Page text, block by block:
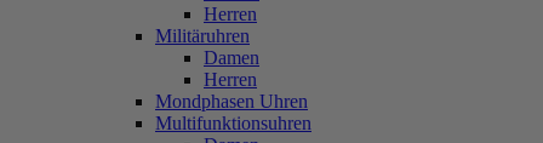
Herren
Militäruhren
Damen
Herren
Mondphasen Uhren
Multifunktionsuhren